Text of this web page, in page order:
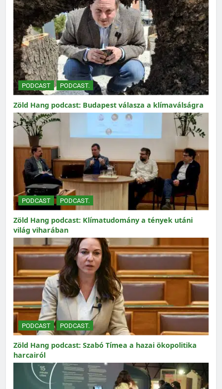
PODCAST PODCAST.
Zöld Hang podcast: Budapest válasza a klímaválságra
PODCAST PODCAST.
Zöld Hang podcast: Klímatudomány a tények utáni
világ viharában
PODCAST PODCAST.
Zöld Hang podcast: Szabó Tímea a hazai ökopolitika
harcairól